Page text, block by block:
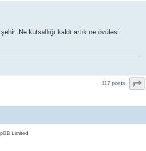
kutsallığı kaldı artık ne övülesi
117 posts
Limited